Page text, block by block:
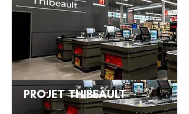
PROJET THIBEAULT